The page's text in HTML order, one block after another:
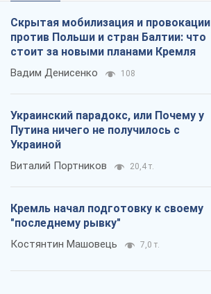
Скрытая мобилизация и провокации
против Польши и стран Балтии: что
стоит за новыми планами Кремля
Вадим Денисенко 108
Украинский парадокс, или Почему у
Путина ничего не получилось с
Украиной
Виталий Портников 20,4 т.
Кремль начал подготовку к своему
"последнему рывку"
Костянтин Машовець 7,0 т.